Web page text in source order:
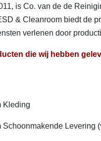
is Co. van de de
& Cleanroom biedt de
verlenen door
die wij hebben
Kleding
Schoonmakende Levering